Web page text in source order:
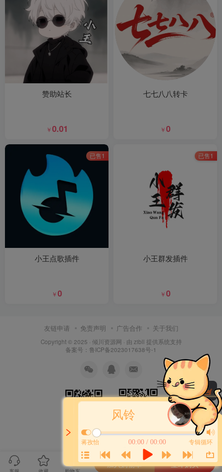
赞助站长
￥0.01
七七八八转卡
￥0
已售1
小王点歌插件
￥0
已售1
小王群发插件
￥0
友链申请 免责声明 广告合作 关于我们
Copyright © 2025 · 倾川资源网 · 由 zibll 提供系统支持
备案号：鲁ICP备2023017638号-1
扫码加QQ群 扫码加微信
风铃
00:00 / 00:00
蒋孜怡 专辑循环
加入购物车 立即购买